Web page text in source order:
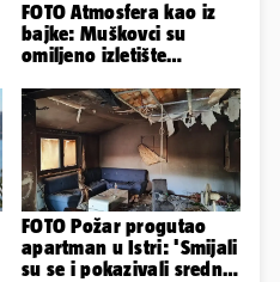
FOTO Atmosfera kao iz
bajke: Muškovci su
omiljeno izletište
zašto
FOTO Požar progutao
apartman u Istri: 'Smijali
su se i pokazivali srednji